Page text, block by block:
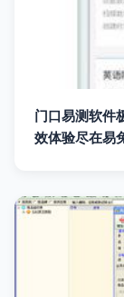
门口易测软件
效体验尽在易